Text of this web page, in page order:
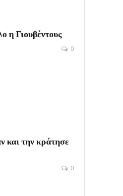
η Γιουβέντους
0
και την κράτησε
0